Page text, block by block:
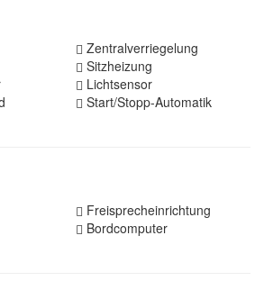
Zentralverriegelung
Sitzheizung
Lichtsensor
Start/Stopp-Automatik
Freisprecheinrichtung
Bordcomputer